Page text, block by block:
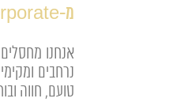
מ-Corporate ל-Festival
נרחבים
טועם, חווה